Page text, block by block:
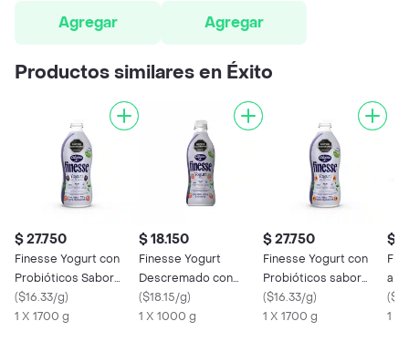
Agregar
Agregar
Productos similares en Éxito
$ 27.750
Finesse Yogurt con
Probióticos Sabor
Frutos Rojos
($16.33/g)
1 X 1700 g
$ 18.150
Finesse Yogurt
Descremado con
Trozos de Fresa
($18.15/g)
1 X 1000 g
$ 27.750
Finesse Yogurt con
Probióticos sabor
Melocotón sin Azúcar
($16.33/g)
1 X 1700 g
$
a
(
1 X